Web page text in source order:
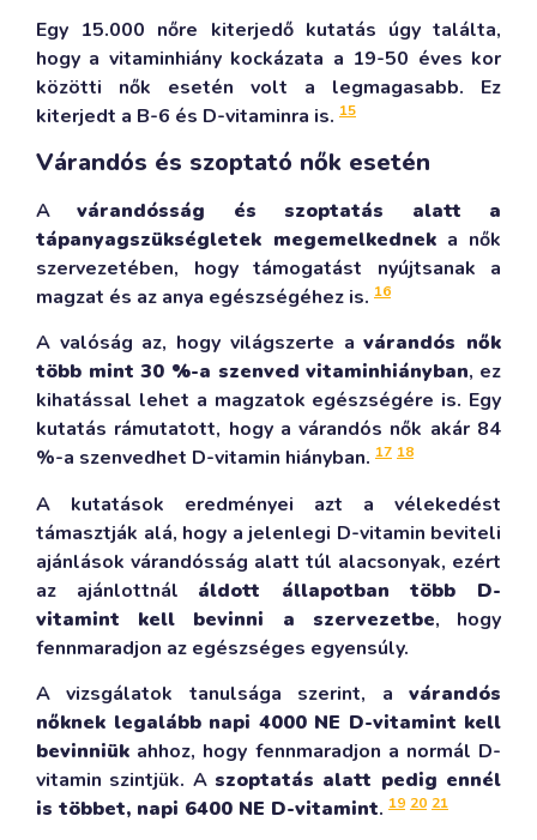
Egy 15.000 nőre kiterjedő kutatás úgy találta,
hogy a vitaminhiány kockázata a 19-50 éves kor
közötti nők esetén volt a legmagasabb. Ez
kiterjedt a B-6 és D-vitaminra is. 15
Várandós és szoptató nők esetén
Avárandósság és szoptatás alatt a
tápanyagszükségletek megemelkednek a nők
szervezetében, hogy támogatást nyújtsanak a
magzat és az anya egészségéhez is. 16
A valóság az, hogy világszerte avárandós nők
több mint 30 %-a szenved vitaminhiányban, ez
kihatással lehet a magzatok egészségére is. Egy
kutatás rámutatott, hogy a várandós nők akár 84
%-a szenvedhet D-vitamin hiányban. 17 18
A kutatások eredményei azt a vélekedést
támasztják alá, hogy a jelenlegi D-vitamin beviteli
ajánlások várandósság alatt túl alacsonyak, ezért
az ajánlottnál áldott állapotban több D-
vitamint kell bevinni a szervezetbe, hogy
fennmaradjon az egészséges egyensúly.
A vizsgálatok tanulsága szerint, a várandós
nőknek legalább napi 4000 NE D-vitamint kell
bevinniük ahhoz, hogy fennmaradjon a normál D-
vitamin szintjük. A szoptatás alatt pedig ennél
is többet, napi 6400 NE D-vitamint. 19 20 21